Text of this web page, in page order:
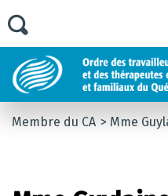
Membre du CA Mme